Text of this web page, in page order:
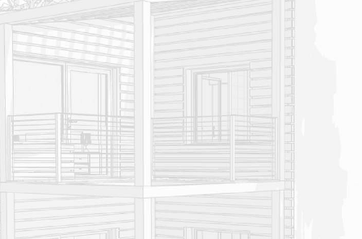
PA e grandi
imprese